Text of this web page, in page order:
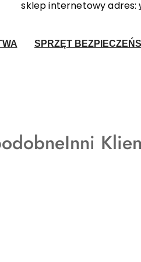
sklep internetowy adres:
SPRZĘT
Produkty
Inni